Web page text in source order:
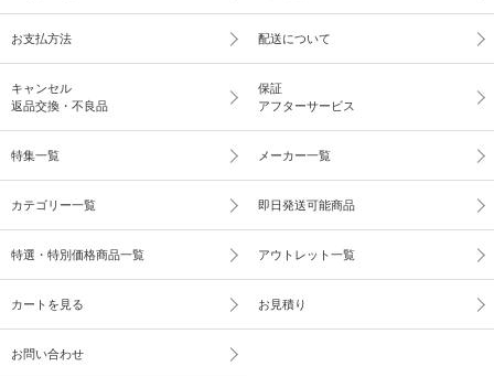
お支払方法 配送について
キャンセル
返品交換・不良品
保証
アフターサービス
特集一覧 メーカー一覧
カテゴリー一覧 即日発送可能商品
特選・特別価格商品一覧 アウトレット一覧
カートを見る お見積り
お問い合わせ